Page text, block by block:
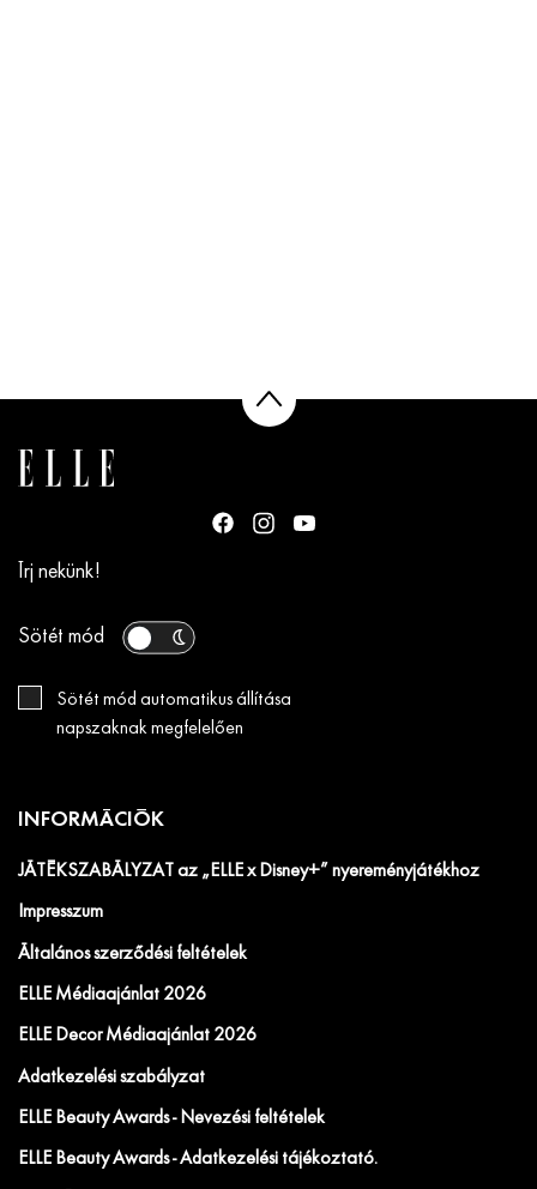
Írj nekünk!
Sötét mód
Sötét mód automatikus állítása
napszaknak megfelelően
INFORMÁCIÓK
JÁTÉKSZABÁLYZAT az „ELLE x Disney+” nyereményjátékhoz
Impresszum
Általános szerződési feltételek
ELLE Médiaajánlat 2026
ELLE Decor Médiaajánlat 2026
Adatkezelési szabályzat
ELLE Beauty Awards - Nevezési feltételek
ELLE Beauty Awards - Adatkezelési tájékoztató.